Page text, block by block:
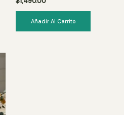
Añadir Al Carrito